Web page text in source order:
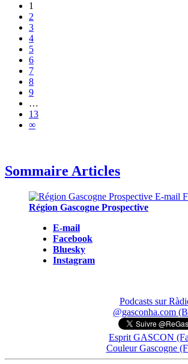
1
2
3
4
5
6
7
8
9
…
13
∞
Sommaire Articles
Région Gascogne Prospective
E-mail
Facebook
Bluesky
Instagram
Podcasts sur
@gasconha.com
Esprit GASCON
Couleur Gascogne